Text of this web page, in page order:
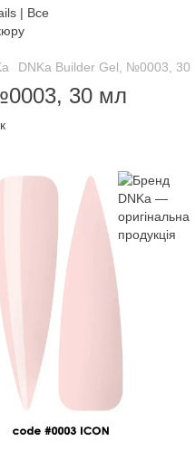
DNKa Builder Gel, №0003, 30
30 мл